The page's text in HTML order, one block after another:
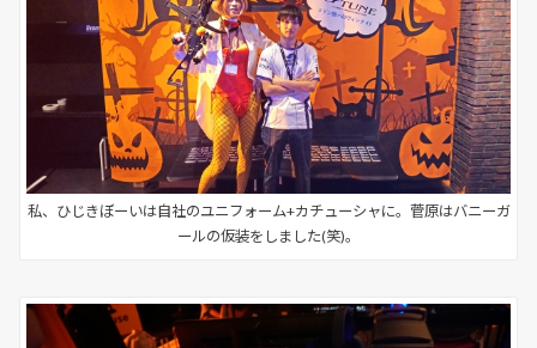
私、ひじきぼーいは自社のユニフォーム+カチューシャに。菅原はバニーガ
ールの仮装をしました(笑)。